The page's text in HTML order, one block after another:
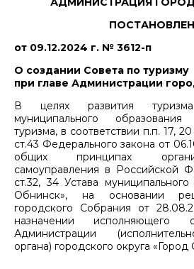
от 09.12.2024 г. № 3612-п
О создании Совета по туризму
при главе Администрации
В целях развития
муниципального
туризма, в соответствии п.п. 17, 20
ст.43 Федерального закона от
общих принципах
самоуправления в Российской
ст.32, 34 Устава
Обнинск», на основании
городского Собрания от
назначении исполняющего
Администрации
органа) городского округа